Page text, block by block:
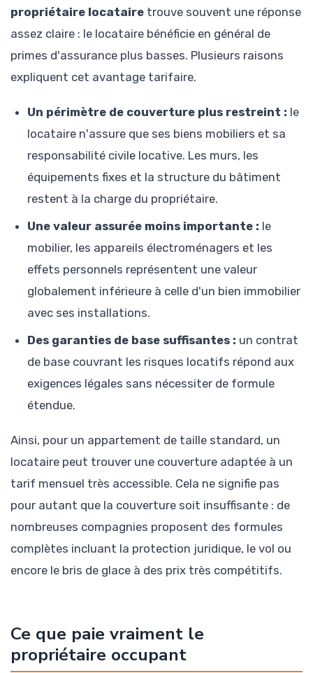
propriétaire locataire trouve souvent une réponse
assez claire : le locataire bénéficie en général de
primes d'assurance plus basses. Plusieurs raisons
expliquent cet avantage tarifaire.
Un périmètre de couverture plus restreint : le
locataire n'assure que ses biens mobiliers et sa
responsabilité civile locative. Les murs, les
équipements fixes et la structure du bâtiment
restent à la charge du propriétaire.
Une valeur assurée moins importante : le
mobilier, les appareils électroménagers et les
effets personnels représentent une valeur
globalement inférieure à celle d'un bien immobilier
avec ses installations.
Des garanties de base suffisantes : un contrat
de base couvrant les risques locatifs répond aux
exigences légales sans nécessiter de formule
étendue.
Ainsi, pour un appartement de taille standard, un
locataire peut trouver une couverture adaptée à un
tarif mensuel très accessible. Cela ne signifie pas
pour autant que la couverture soit insuffisante : de
nombreuses compagnies proposent des formules
complètes incluant la protection juridique, le vol ou
encore le bris de glace à des prix très compétitifs.
Ce que paie vraiment le
propriétaire occupant